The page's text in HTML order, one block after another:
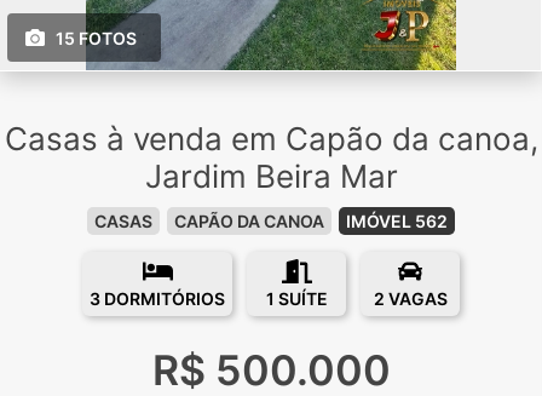
15 FOTOS
Casas à venda em Capão da canoa,
Jardim Beira Mar
CASAS CAPÃO DA CANOA IMÓVEL 562
3 DORMITÓRIOS 1 SUÍTE 2 VAGAS
R$ 500.000